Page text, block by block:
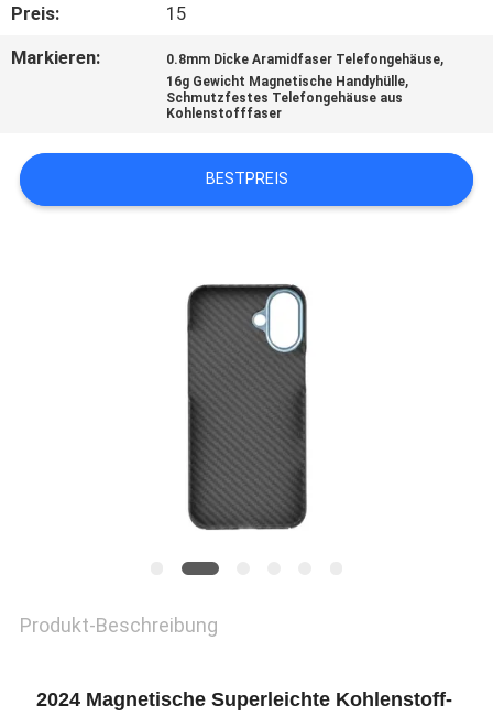
ÜBER
QUALITÄTSKONTROLLE
NACHRICHTEN
PRIVACY
Preis:
15
Markieren:
0.8mm Dicke Aramidfaser Telefongehäuse,
16g Gewicht Magnetische Handyhülle,
Schmutzfestes Telefongehäuse aus
Kohlenstofffaser
BESTPREIS
Produkt-Beschreibung
2024 Magnetische Superleichte Kohlenstoff-